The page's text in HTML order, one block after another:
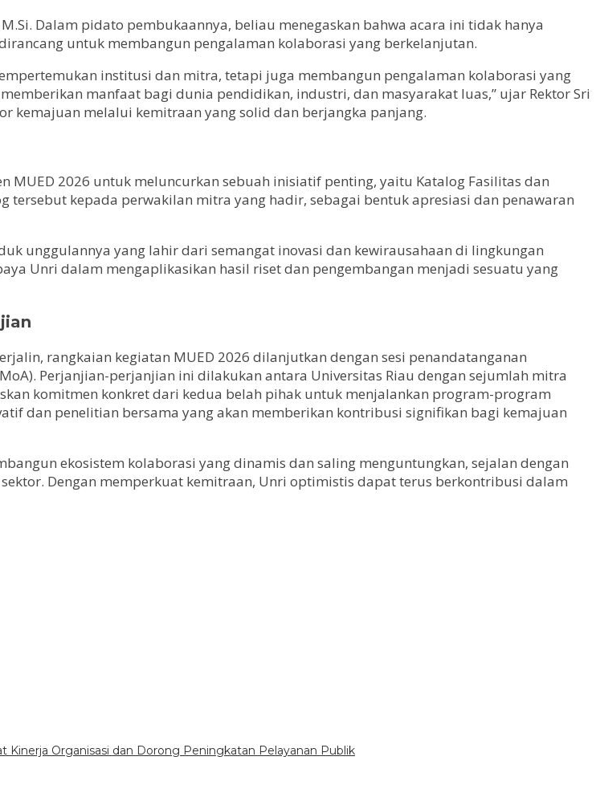
Dalam pidato pembukaannya, beliau menegaskan bahwa acara ini tidak hanya
untuk membangun pengalaman kolaborasi yang berkelanjutan.
institusi dan mitra, tetapi juga membangun pengalaman kolaborasi yang
manfaat bagi dunia pendidikan, industri, dan masyarakat luas,” ujar Rektor Sri
kemajuan melalui kemitraan yang solid dan berjangka panjang.
MUED 2026 untuk meluncurkan sebuah inisiatif penting, yaitu Katalog Fasilitas dan
kepada perwakilan mitra yang hadir, sebagai bentuk apresiasi dan penawaran
unggulannya yang lahir dari semangat inovasi dan kewirausahaan di lingkungan
Unri dalam mengaplikasikan hasil riset dan pengembangan menjadi sesuatu yang
rangkaian kegiatan MUED 2026 dilanjutkan dengan sesi penandatanganan
Perjanjian-perjanjian ini dilakukan antara Universitas Riau dengan sejumlah mitra
komitmen konkret dari kedua belah pihak untuk menjalankan program-program
dan penelitian bersama yang akan memberikan kontribusi signifikan bagi kemajuan
ekosistem kolaborasi yang dinamis dan saling menguntungkan, sejalan dengan
Dengan memperkuat kemitraan, Unri optimistis dapat terus berkontribusi dalam
Organisasi dan Dorong Peningkatan Pelayanan Publik